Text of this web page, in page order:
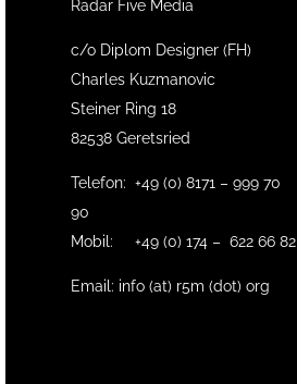
Radar Five Media
c/o Diplom Designer (FH)
Charles Kuzmanovic
Steiner Ring 18
82538 Geretsried
Telefon: +49 (0) 8171 – 999 70
90
Mobil: +49 (0) 174 – 622 66 82
Email: info (at) r5m (dot) org